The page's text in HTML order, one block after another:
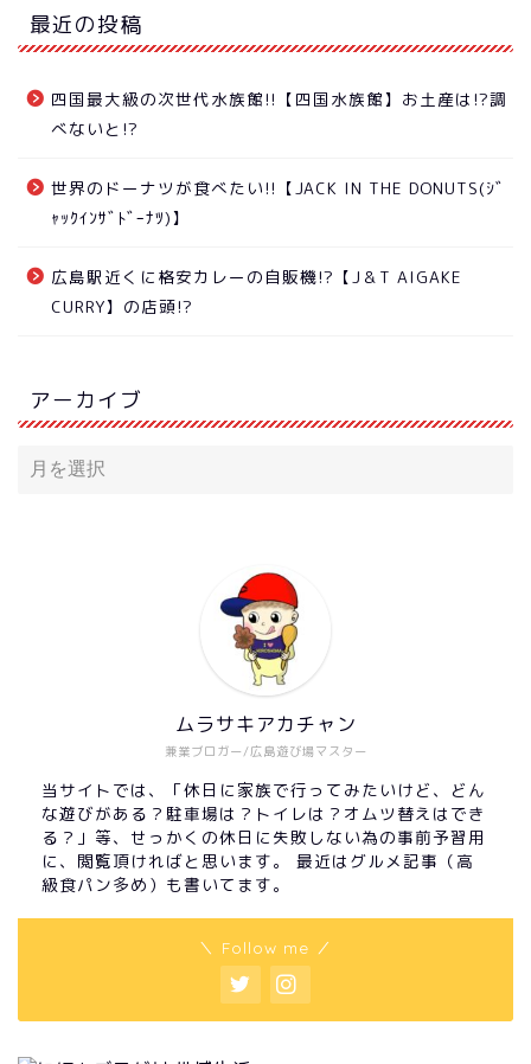
最近の投稿
四国最大級の次世代水族館!!【四国水族館】お土産は!?調
べないと!?
世界のドーナツが食べたい!!【JACK IN THE DONUTS(ｼﾞ
ｬｯｸｲﾝｻﾞﾄﾞｰﾅﾂ)】
広島駅近くに格安カレーの自販機!?【J＆T AIGAKE
CURRY】の店頭!?
アーカイブ
兼業ブロガー/広島遊び場マスター
ムラサキアカチャン
当サイトでは、「休日に家族で行ってみたいけど、どん
な遊びがある？駐車場は？トイレは？オムツ替えはでき
る？」等、せっかくの休日に失敗しない為の事前予習用
に、閲覧頂ければと思います。 最近はグルメ記事（高
級食パン多め）も書いてます。
＼ Follow me ／